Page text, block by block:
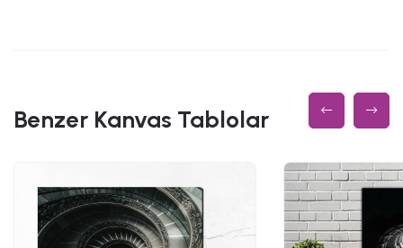
Benzer Kanvas Tablolar